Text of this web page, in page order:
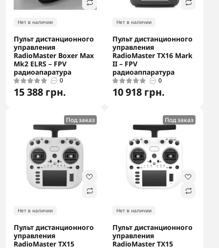
Нет в наличии
Пульт дистанционного
управления
RadioMaster Boxer Max
Mk2 ELRS – FPV
радиоапаратура
0
15 388 грн.
Нет в наличии
Пульт дистанционного
управления
RadioMaster TX16 Mark
II – FPV
радиоаппаратура
0
10 918 грн.
Под заказ
Нет в наличии
Пульт дистанционного
управления
RadioMaster TX15
Под заказ
Нет в наличии
Пульт дистанционного
управления
RadioMaster TX15